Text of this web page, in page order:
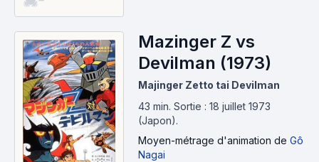
Mazinger Z vs
Devilman (1973)
Majinger Zetto tai Devilman
43 min. Sortie : 18 juillet 1973
(Japon).
Moyen-métrage d'animation de Gô
Nagai